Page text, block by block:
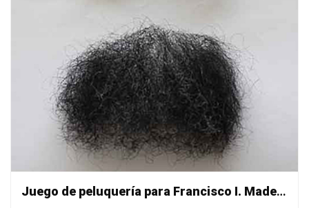
Juego de peluquería para Francisco I. Madero